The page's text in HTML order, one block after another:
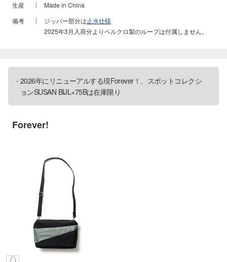
生産
Made in China
備考
ジッパー部分は止水仕様
2025年3月入荷分よりベルクロ製のループは付属しません。
2026年にリニューアルする現Forever！ 、 スポットコレクシ
ョンSUSAN BIJL×75Bは在庫限り
Forever!